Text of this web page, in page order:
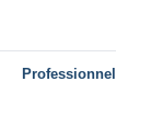
Professionnel